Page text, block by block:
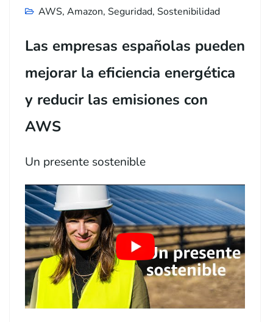
AWS, Amazon, Seguridad, Sostenibilidad
Las empresas españolas pueden
mejorar la eficiencia energética
y reducir las emisiones con
AWS
Un presente sostenible